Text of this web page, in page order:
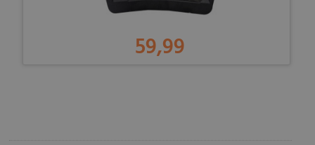
59,99